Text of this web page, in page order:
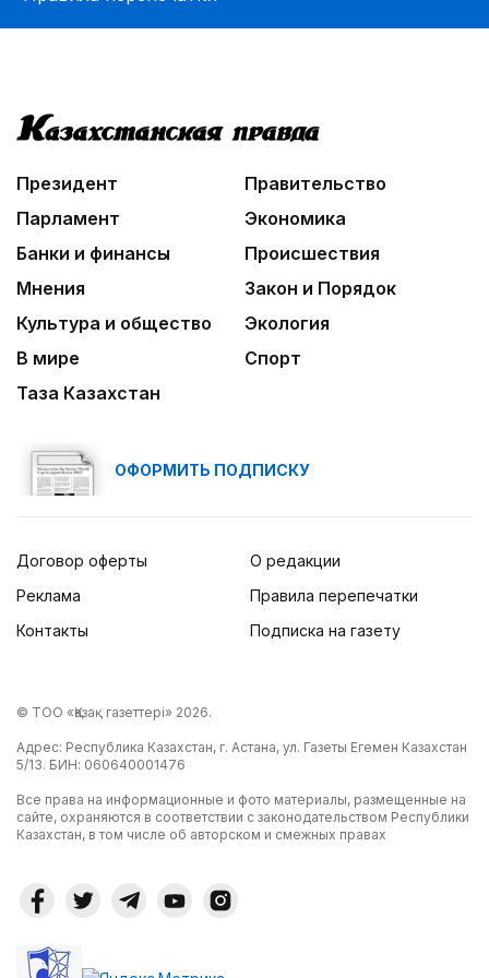
Президент
Правительство
Парламент
Экономика
Банки и финансы
Происшествия
Мнения
Закон и Порядок
Культура и общество
Экология
В мире
Спорт
Таза Казахстан
ОФОРМИТЬ ПОДПИСКУ
Договор оферты
Реклама
Контакты
О редакции
Правила перепечатки
Подписка на газету
© ТОО «Қазақ газеттері» 2026.
Адрес: Республика Казахстан, г. Астана, ул. Газеты Егемен Казахстан
5/13. БИН: 060640001476
Все права на информационные и фото материалы, размещенные на
сайте, охраняются в соответствии с законодательством Республики
Казахстан, в том числе об авторском и смежных правах